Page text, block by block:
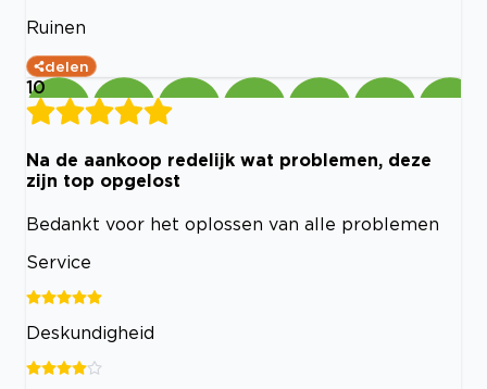
Ruinen
delen
10
Na de aankoop redelijk wat problemen, deze
zijn top opgelost
Bedankt voor het oplossen van alle problemen
Service
Deskundigheid